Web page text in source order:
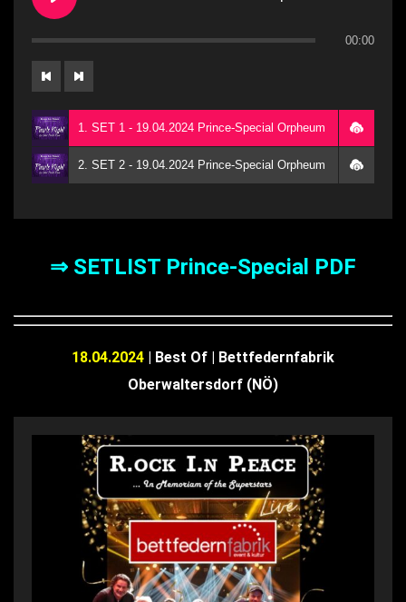
00:00
1. SET 1 - 19.04.2024 Prince-Special Orpheum
2. SET 2 - 19.04.2024 Prince-Special Orpheum
⇒ SETLIST Prince-Special PDF
18.04.2024 | Best Of | Bettfedernfabrik
Oberwaltersdorf (NÖ)